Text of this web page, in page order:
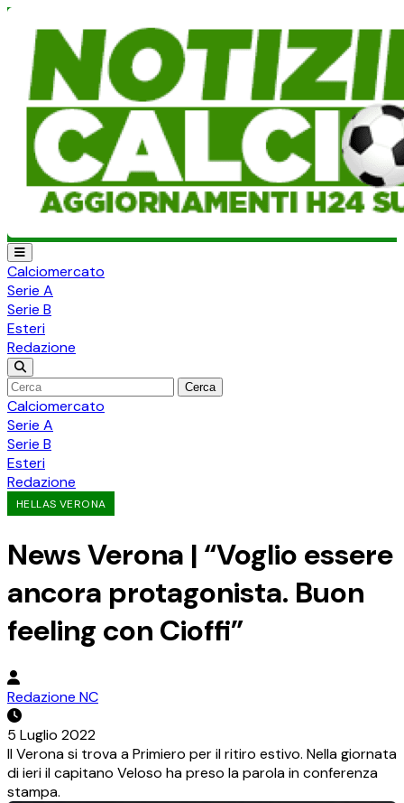
Calciomercato
Serie A
Serie B
Esteri
Redazione
Cerca
Calciomercato
Serie A
Serie B
Esteri
Redazione
HELLAS VERONA
News Verona | “Voglio essere
ancora protagonista. Buon
feeling con Cioffi”
Redazione NC
5 Luglio 2022
Il Verona si trova a Primiero per il ritiro estivo. Nella giornata
di ieri il capitano Veloso ha preso la parola in conferenza
stampa.